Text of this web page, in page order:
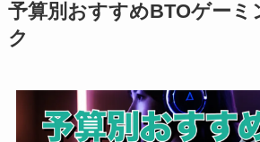
予算別おすすめBTOゲーミ
ク